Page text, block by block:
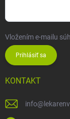
Vložením e-mailu
Prihlásiť sa
KONTAKT
info@